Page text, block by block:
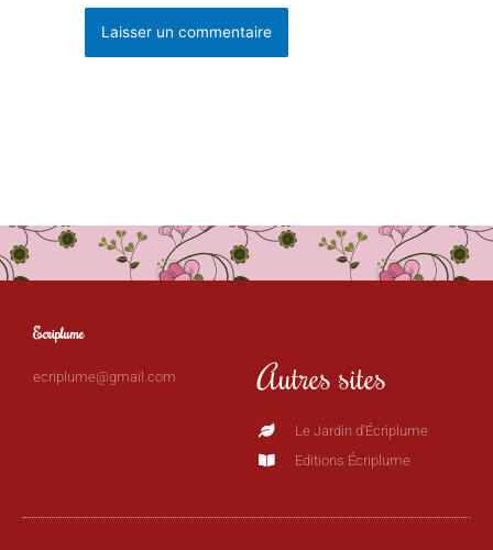
Ecriplume
ecriplume@gmail.com Autres sites
Le Jardin d'Écriplume
Editions Écriplume